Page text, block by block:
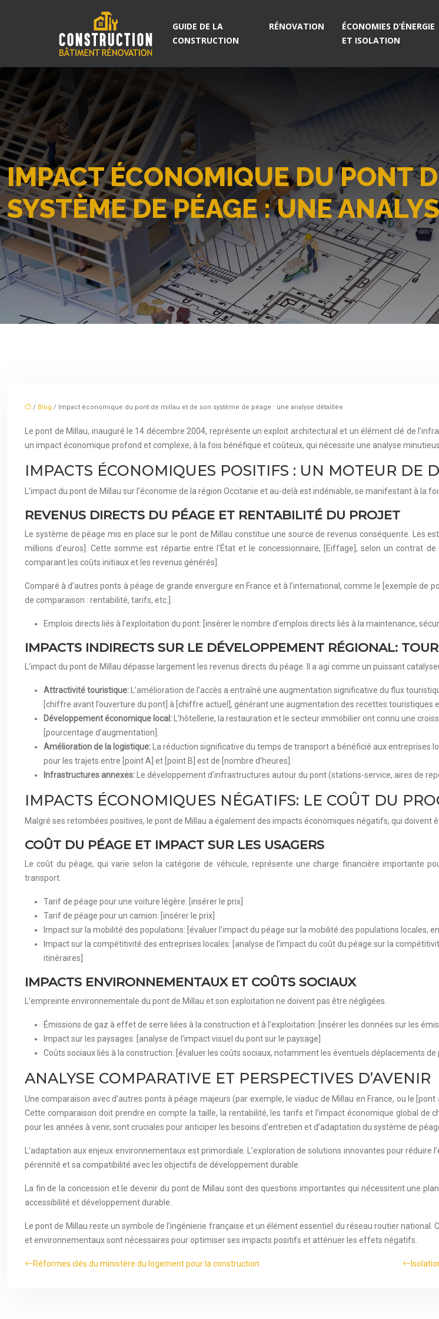
GUIDE DE LA
CONSTRUCTION
RÉNOVATION
ÉCONOMIES D’ÉNERGIE
ET ISOLATION
IMPACT ÉCONOMIQUE DU PONT
SYSTÈME DE PÉAGE : UNE
/ Blog / Impact économique du pont de millau et de son système de péage : une analyse détaillée
Le pont de Millau, inauguré le 14 décembre 2004, représente un exploit architectural et un élément clé de
un impact économique profond et complexe, à la fois bénéfique et coûteux, qui nécessite une analyse
IMPACTS ÉCONOMIQUES POSITIFS : UN MOTEUR DE
L’impact du pont de Millau sur l’économie de la région Occitanie et au-delà est indéniable, se manifestant à la
REVENUS DIRECTS DU PÉAGE ET RENTABILITÉ DU PROJET
Le système de péage mis en place sur le pont de Millau constitue une source de revenus conséquente.
millions d’euros]. Cette somme est répartie entre l’État et le concessionnaire, [Eiffage], selon un contrat
comparant les coûts initiaux et les revenus générés].
Comparé à d’autres ponts à péage de grande envergure en France et à l’international, comme le [exemple
de comparaison : rentabilité, tarifs, etc.].
Emplois directs liés à l’exploitation du pont: [insérer le nombre d’emplois directs liés à la maintenance,
IMPACTS INDIRECTS SUR LE DÉVELOPPEMENT RÉGIONAL:
L’impact du pont de Millau dépasse largement les revenus directs du péage. Il a agi comme un puissant
Attractivité touristique:
L’amélioration de l’accès a entraîné une augmentation significative du flux
[chiffre avant l’ouverture du pont] à [chiffre actuel], générant une augmentation des recettes touristiques
Développement économique local:
L’hôtellerie, la restauration et le secteur immobilier ont connu une
[pourcentage d’augmentation].
Amélioration de la logistique:
La réduction significative du temps de transport a bénéficié aux
pour les trajets entre [point A] et [point B] est de [nombre d’heures].
Infrastructures annexes:
Le développement d’infrastructures autour du pont (stations-service, aires de
IMPACTS ÉCONOMIQUES NÉGATIFS: LE COÛT DU
Malgré ses retombées positives, le pont de Millau a également des impacts économiques négatifs, qui doivent
COÛT DU PÉAGE ET IMPACT SUR LES USAGERS
Le coût du péage, qui varie selon la catégorie de véhicule, représente une charge financière importante
transport.
Tarif de péage pour une voiture légère: [insérer le prix]
Tarif de péage pour un camion: [insérer le prix]
Impact sur la mobilité des populations: [évaluer l’impact du péage sur la mobilité des populations locales,
Impact sur la compétitivité des entreprises locales: [analyse de l’impact du coût du péage sur la
itinéraires]
IMPACTS ENVIRONNEMENTAUX ET COÛTS SOCIAUX
L’empreinte environnementale du pont de Millau et son exploitation ne doivent pas être négligées.
Émissions de gaz à effet de serre liées à la construction et à l’exploitation: [insérer les données sur les
Impact sur les paysages: [analyse de l’impact visuel du pont sur le paysage]
Coûts sociaux liés à la construction: [évaluer les coûts sociaux, notamment les éventuels déplacements
ANALYSE COMPARATIVE ET PERSPECTIVES D’AVENIR
Une comparaison avec d’autres ponts à péage majeurs (par exemple, le viaduc de Millau en France, ou le
Cette comparaison doit prendre en compte la taille, la rentabilité, les tarifs et l’impact économique global de
pour les années à venir, sont cruciales pour anticiper les besoins d’entretien et d’adaptation du système de
L’adaptation aux enjeux environnementaux est primordiale. L’exploration de solutions innovantes pour
pérennité et sa compatibilité avec les objectifs de développement durable.
La fin de la concession et le devenir du pont de Millau sont des questions importantes qui nécessitent une
accessibilité et développement durable.
Le pont de Millau reste un symbole de l’ingénierie française et un élément essentiel du réseau routier
et environnementaux sont nécessaires pour optimiser ses impacts positifs et atténuer les effets négatifs.
Réformes clés du ministère du logement pour la construction